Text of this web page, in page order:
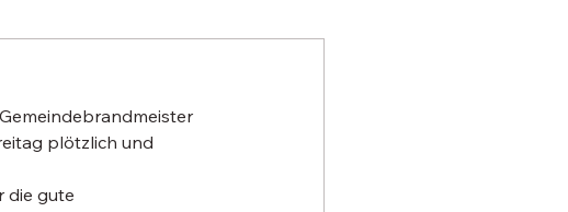
plötzlich und
die gute